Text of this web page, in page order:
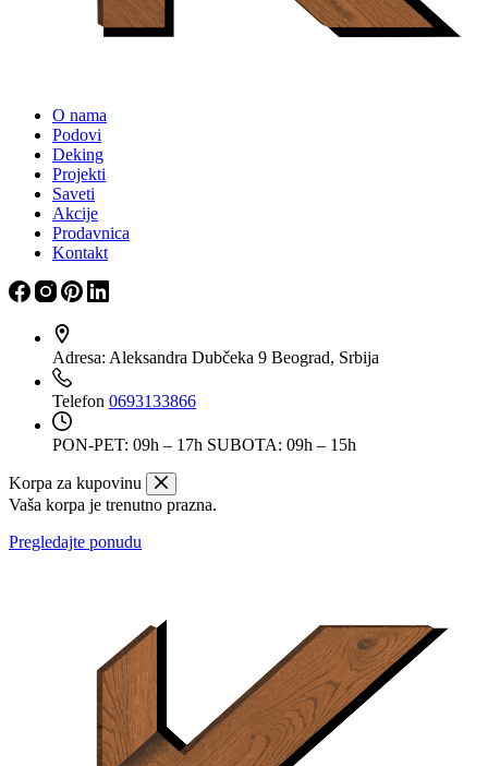
O nama
Podovi
Deking
Projekti
Saveti
Akcije
Prodavnica
Kontakt
Adresa: Aleksandra Dubčeka 9 Beograd, Srbija
Telefon 0693133866
PON-PET: 09h – 17h SUBOTA: 09h – 15h
Korpa za kupovinu
Vaša korpa je trenutno prazna.
Pregledajte ponudu